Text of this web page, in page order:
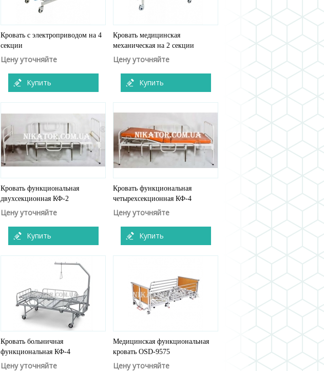
Кровать с электроприводом на 4
секции
Цену уточняйте
Купить
Кровать медицинская
механическая на 2 секции
Цену уточняйте
Купить
Кровать функциональная
двухсекционная КФ-2
Цену уточняйте
Купить
Кровать функциональная
четырехсекционная КФ-4
Цену уточняйте
Купить
Кровать больничная
функциональная КФ-4
Цену уточняйте
Медицинская функциональная
кровать OSD-9575
Цену уточняйте